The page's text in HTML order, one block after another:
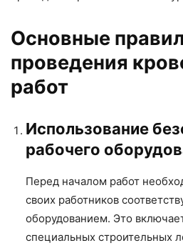
Основные
проведения
работ
Использование
рабочего
Перед началом работ
своих работников
оборудованием. Это
специальных строительных